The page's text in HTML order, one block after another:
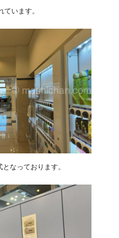
います。
なっております。